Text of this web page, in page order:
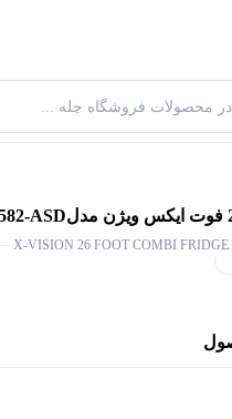
X-VISION 26 FOOT COMBI FRIDGE